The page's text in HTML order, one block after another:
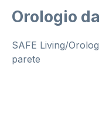
Orologio
SAFE Living/
parete